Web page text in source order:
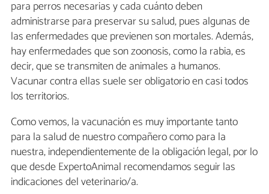
para perros necesarias y cada cuánto deben
administrarse para preservar su salud, pues algunas de
las enfermedades que previenen son mortales. Además,
hay enfermedades que son zoonosis, como la rabia, es
decir, que se transmiten de animales a humanos.
Vacunar contra ellas suele ser obligatorio en casi todos
los territorios.
Como vemos, la vacunación es muy importante tanto
para la salud de nuestro compañero como para la
nuestra, independientemente de la obligación legal, por lo
que desde ExpertoAnimal recomendamos seguir las
indicaciones del veterinario/a.